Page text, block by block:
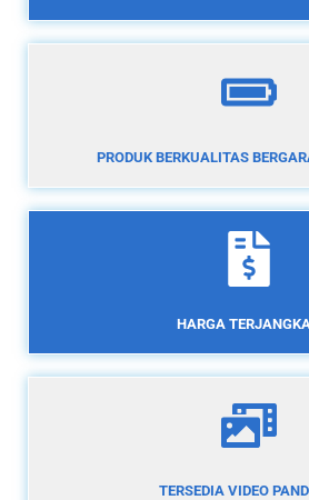
PRODUK BERKUALITAS
HARGA
TERSEDIA VIDEO